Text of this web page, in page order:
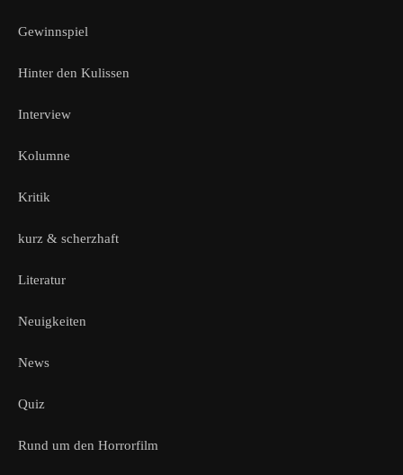
Gewinnspiel
Hinter den Kulissen
Interview
Kolumne
Kritik
kurz & scherzhaft
Literatur
Neuigkeiten
News
Quiz
Rund um den Horrorfilm